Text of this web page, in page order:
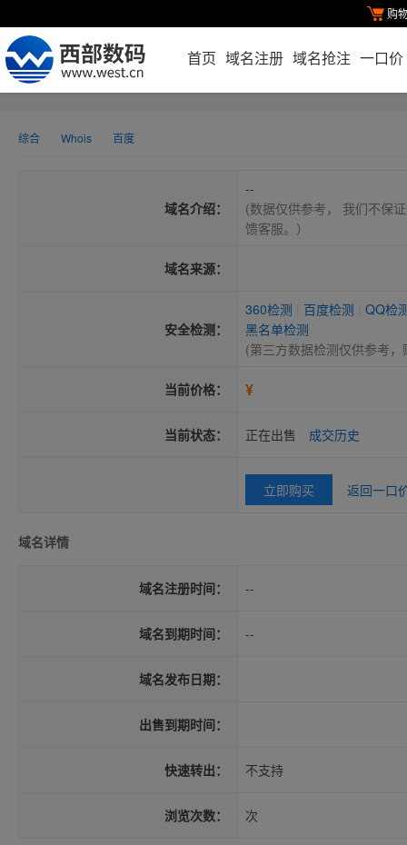
购
首页 域名注册 域名抢注 一口价
综合 Whois 百度
域名介绍：
--
(数据仅供参考， 我们不保
馈客服。）
域名来源：
安全检测：
360检测 百度检测
QQ检
黑名单检测
(第三方数据检测仅供参考
当前价格： ¥
当前状态： 正在出售 成交历史
立即购买 返回一口
域名详情
域名注册时间： --
域名到期时间： --
域名发布日期：
出售到期时间：
快速转出： 不支持
浏览次数： 次